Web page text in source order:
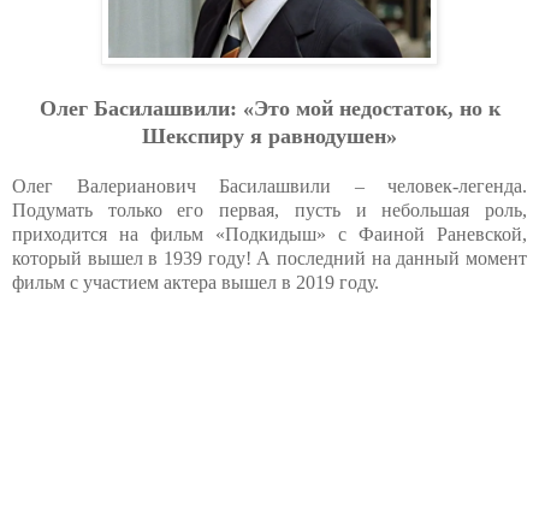
Олег Басилашвили: «Это мой недостаток, но к
Шекспиру я равнодушен»
Олег Валерианович Басилашвили – человек-легенда.
Подумать только его первая, пусть и небольшая роль,
приходится на фильм «Подкидыш» с Фаиной Раневской,
который вышел в 1939 году! А последний на данный момент
фильм с участием актера вышел в 2019 году.